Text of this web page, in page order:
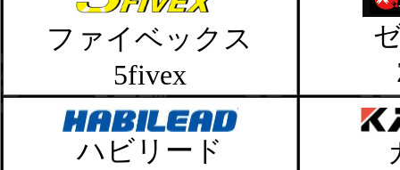
ファイベックス
5fivex
ハビリード